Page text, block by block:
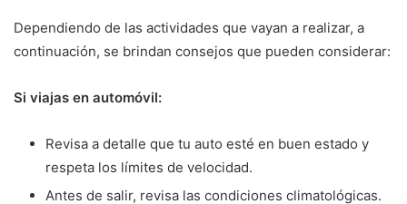
Dependiendo de las actividades que vayan a realizar, a
continuación, se brindan consejos que pueden considerar:
Si viajas en automóvil:
Revisa a detalle que tu auto esté en buen estado y
respeta los límites de velocidad.
Antes de salir, revisa las condiciones climatológicas.